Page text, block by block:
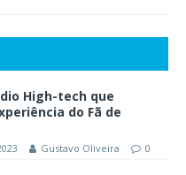
High-tech que
do Fã de
Gustavo Oliveira 0